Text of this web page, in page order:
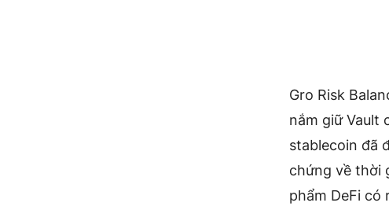
Gro Risk
nắm giữ Vault
stablecoin đã
chứng về thời
phẩm DeFi có